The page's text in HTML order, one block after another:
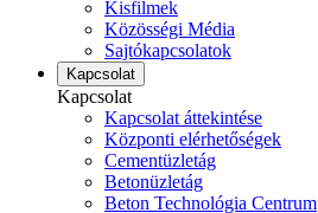
Kisfilmek
Közösségi Média
Sajtókapcsolatok
Kapcsolat
Kapcsolat
Kapcsolat áttekintése
Központi elérhetőségek
Cementüzletág
Betonüzletág
Beton Technológia Centrum